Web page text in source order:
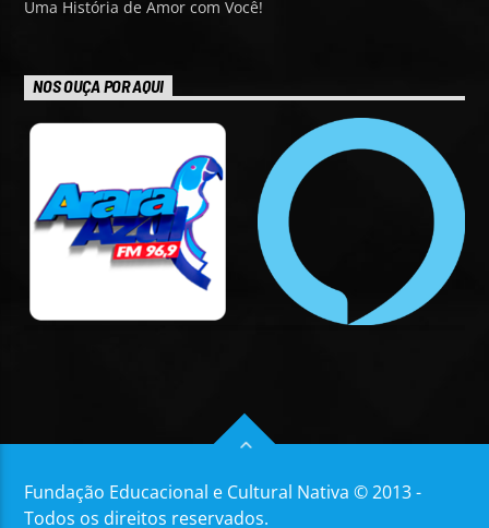
Uma História de Amor com Você!
NOS OUÇA POR AQUI
Fundação Educacional e Cultural Nativa © 2013 -
Todos os direitos reservados.